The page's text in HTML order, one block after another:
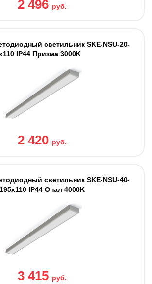
2 496 руб.
светильник SKE-NSU-20-
IP44 Призма 3000K
2 420 руб.
светильник SKE-NSU-40-
IP44 Опал 4000K
3 415 руб.